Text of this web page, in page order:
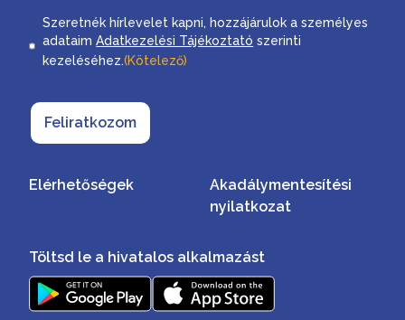
Consent
Szeretnék hírlevelet kapni, hozzájárulok a személyes
adataimAdatkezelési Tájékoztató szerinti
kezeléséhez.(Kötelező)
Feliratkozom
Elérhetőségek
Akadálymentesítési
nyilatkozat
Töltsd le a hivatalos alkalmazást